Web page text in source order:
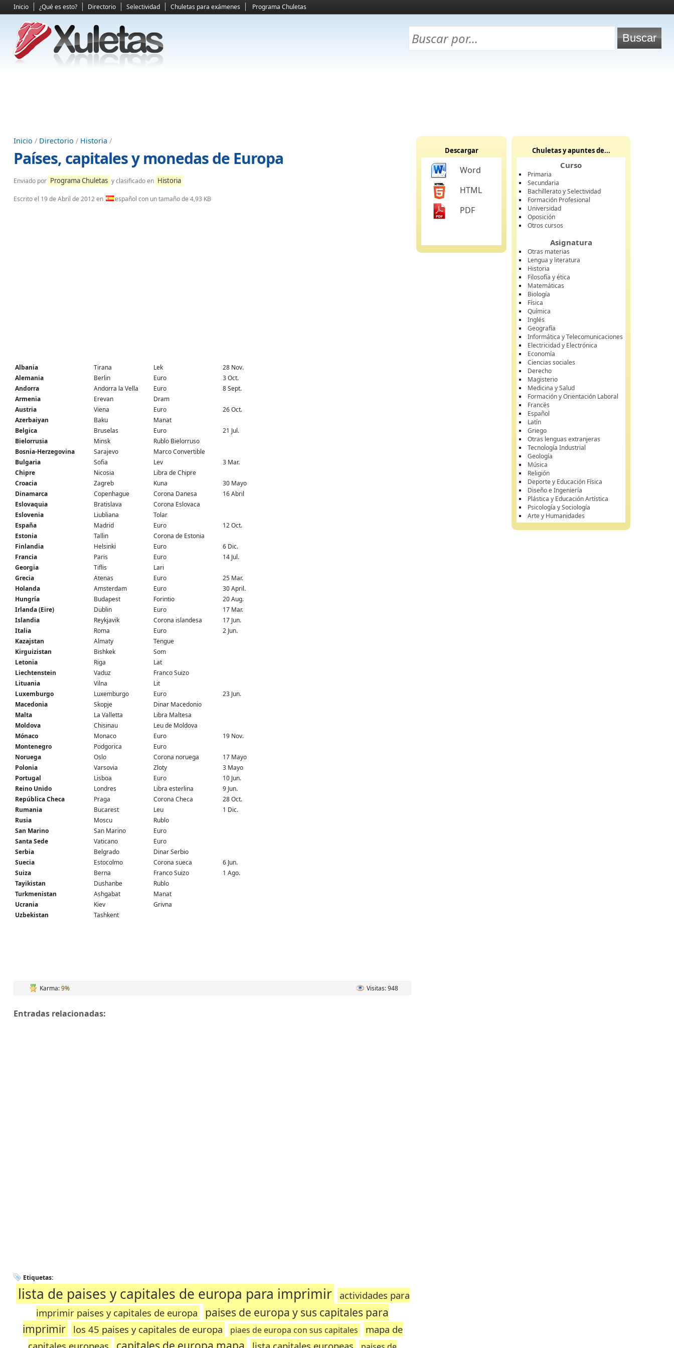
Inicio ¿Qué es esto? Directorio Selectividad Chuletas para exámenes Programa Chuletas
Inicio / Directorio / Historia /
Países, capitales y monedas de Europa
Enviado por Programa Chuletas y clasificado en Historia
Escrito el 19 de Abril de 2012en español con un tamaño de 4,93 KB
Albania Tirana Lek
28 Nov.
Alemania
Berlin Euro
3 Oct.
Andorra
Andorra la Vella Euro
8 Sept.
Armenia
Erevan
Dram
Austria
Viena Euro
26 Oct.
Azerbaiyan
Baku
Manat
Belgica
Bruselas Euro
21 Jul.
Bielorrusia
Minsk
Rublo Bielorruso
Bosnia-Herzegovina
Sarajevo
Marco Convertible
Bulgaria
Sofia Lev
3 Mar.
Chipre
Nicosia
Libra de Chipre
Croacia
Zagreb Kuna
30 Mayo
Dinamarca
Copenhague Corona Danesa
16 Abril
Eslovaquia
Bratislava
Corona Eslovaca
Eslovenia
Liubliana
Tolar
España
Madrid Euro
12 Oct.
Estonia
Tallin
Corona de Estonia
Finlandia
Helsinki Euro
6 Dic.
Francia
Paris Euro
14 Jul.
Georgia
Tiflis
Lari
Grecia
Atenas Euro
25 Mar.
Holanda
Amsterdam Euro
30 April.
Hungría
Budapest Forintio
20 Aug.
Irlanda (Eire)
Dublin Euro
17 Mar.
Islandia
Reykjavik Corona islandesa
17 Jun.
Italia
Roma Euro
2 Jun.
Kazajstan
Almaty
Tengue
Kirguizistan
Bishkek
Som
Letonia
Riga
Lat
Liechtenstein
Vaduz
Franco Suizo
Lituania
Vilna
Lit
Luxemburgo
Luxemburgo Euro
23 Jun.
Macedonia
Skopje
Dinar Macedonio
Malta
La Valletta
Libra Maltesa
Moldova
Chisinau
Leu de Moldova
Mónaco
Monaco Euro
19 Nov.
Montenegro
Podgorica
Euro
Noruega
Oslo Corona noruega
17 Mayo
Polonia
Varsovia Zloty
3 Mayo
Portugal
Lisboa Euro
10 Jun.
Reino Unido
Londres Libra esterlina
9 Jun.
República Checa
Praga Corona Checa
28 Oct.
Rumania
Bucarest Leu
1 Dic.
Rusia
Moscu
Rublo
San Marino
San Marino
Euro
Santa Sede
Vaticano
Euro
Serbia
Belgrado
Dinar Serbio
Suecia
Estocolmo Corona sueca
6 Jun.
Suiza
Berna Franco Suizo
1 Ago.
Tayikistan
Dushanbe
Rublo
Turkmenistan
Ashgabat
Manat
Ucrania
Kiev
Grivna
Uzbekistan
Tashkent
Karma:9% Visitas: 948
Entradas relacionadas:
Etiquetas:
lista de paises y capitales de europa para imprimir
actividades para
imprimir paises y capitales de europa
paises de europa y sus capitales para
imprimir
los 45 paises y capitales de europa piaes de europa con sus capitales
mapa de
Descargar
Word
HTML
PDF
Chuletas y apuntes de...
Curso
Primaria
Secundaria
Bachillerato y Selectividad
Formación Profesional
Universidad
Oposición
Otros cursos
Asignatura
Otras materias
Lengua y literatura
Historia
Filosofía y ética
Matemáticas
Biología
Física
Química
Inglés
Geografía
Informática y Telecomunicaciones
Electricidad y Electrónica
Economía
Ciencias sociales
Derecho
Magisterio
Medicina y Salud
Formación y Orientación Laboral
Francés
Español
Latín
Griego
Otras lenguas extranjeras
Tecnología Industrial
Geología
Música
Religión
Deporte y Educación Física
Diseño e Ingeniería
Plástica y Educación Artística
Psicología y Sociología
Arte y Humanidades